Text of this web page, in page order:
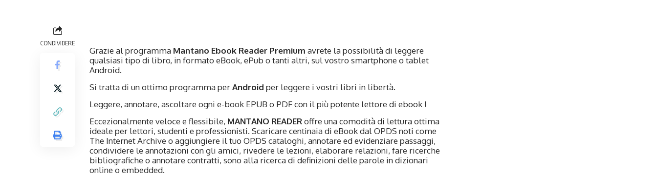
CONDIVIDERE
Grazie al programma Mantano Ebook Reader Premium avrete la possibilità di leggere
qualsiasi tipo di libro, in formato eBook, ePub o tanti altri, sul vostro smartphone o tablet
Android.
Si tratta di un ottimo programma perAndroid per leggere i vostri libri in libertà.
Leggere, annotare, ascoltare ogni e-book EPUB o PDF con il più potente lettore di ebook !
Eccezionalmente veloce e flessibile, MANTANO READERoffre una comodità di lettura ottima
ideale per lettori, studenti e professionisti. Scaricare centinaia di eBook dal OPDS noti come
The Internet Archive o aggiungiere il tuo OPDS cataloghi, annotare ed evidenziare passaggi,
condividere le annotazioni con gli amici, rivedere le lezioni, elaborare relazioni, fare ricerche
bibliografiche o annotare contratti, sono alla ricerca di definizioni delle parole in dizionari
online o embedded.